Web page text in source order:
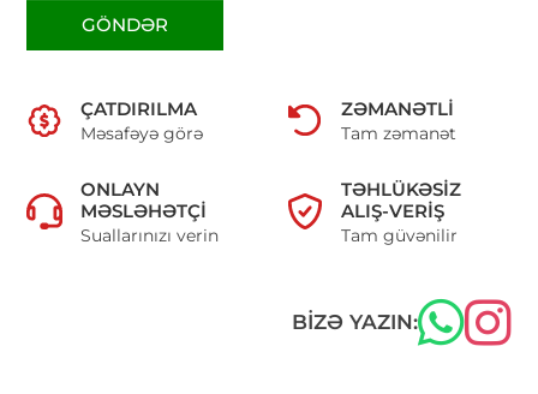
GÖNDƏR
ÇATDIRILMA
Məsafəyə görə
ZƏMANƏTLI
Tam zəmanət
ONLAYN
MƏSLƏHƏTÇI
Suallarınızı verin
TƏHLÜKƏSIZ
ALIŞ-VERIŞ
Tam güvənilir
BIZƏ YAZIN: